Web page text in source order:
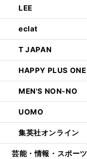
LEE
eclat
T JAPAN
HAPPY PLUS ONE
MEN'S NON-NO
UOMO
集英社オンライン
芸能・情報・スポーツ